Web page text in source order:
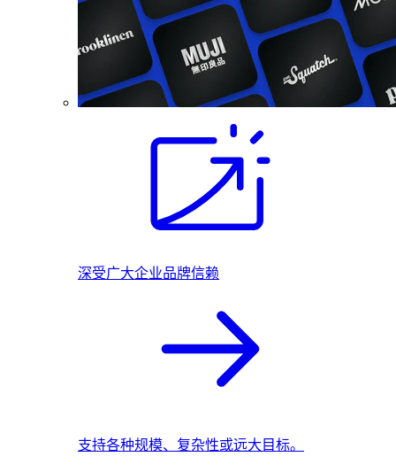
深受广大企业品牌信赖
支持各种规模、复杂性或远大目标。